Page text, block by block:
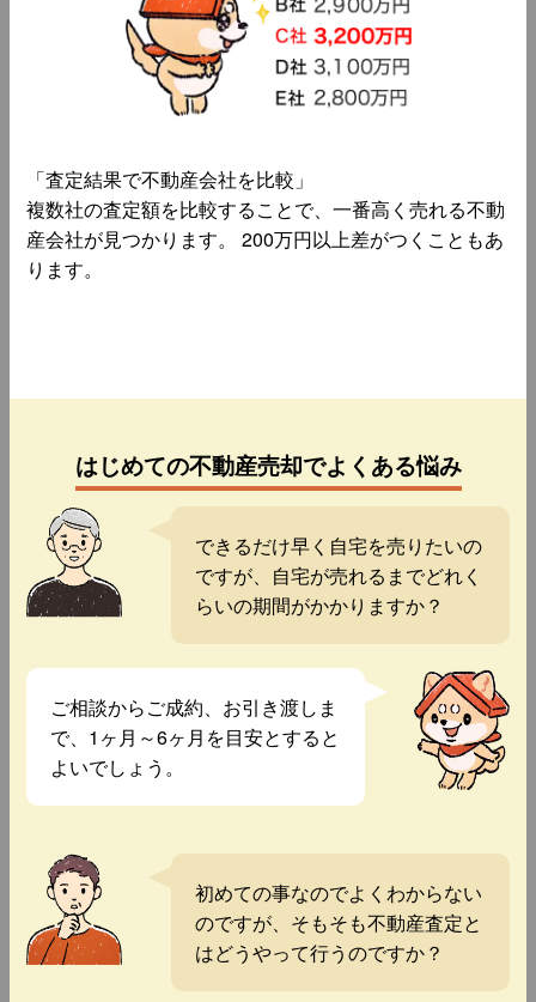
「査定結果で不動産会社を比較」
複数社の査定額を比較することで、一番高く売れる不動
産会社が見つかります。 200万円以上差がつくこともあ
ります。
はじめての不動産売却でよくある悩み
できるだけ早く自宅を売りたいの
ですが、自宅が売れるまでどれく
らいの期間がかかりますか？
ご相談からご成約、お引き渡しま
で、1ヶ月～6ヶ月を目安とすると
よいでしょう。
初めての事なのでよくわからない
のですが、そもそも不動産査定と
はどうやって行うのですか？